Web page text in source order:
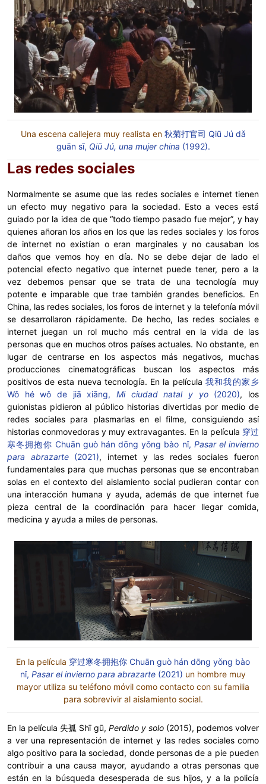
Una escena callejera muy realista en 秋菊打官司 Qiū Jú dǎ
guān sī, Qiū Jú, una mujer china (1992).
Las redes sociales
Normalmente se asume que las redes sociales e internet tienen
un efecto muy negativo para la sociedad. Esto a veces está
guiado por la idea de que “todo tiempo pasado fue mejor”, y hay
quienes añoran los años en los que las redes sociales y los foros
de internet no existían o eran marginales y no causaban los
daños que vemos hoy en día. No se debe dejar de lado el
potencial efecto negativo que internet puede tener, pero a la
vez debemos pensar que se trata de una tecnología muy
potente e imparable que trae también grandes beneficios. En
China, las redes sociales, los foros de internet y la telefonía móvil
se desarrollaron rápidamente. De hecho, las redes sociales e
internet juegan un rol mucho más central en la vida de las
personas que en muchos otros países actuales. No obstante, en
lugar de centrarse en los aspectos más negativos, muchas
producciones cinematográficas buscan los aspectos más
positivos de esta nueva tecnología. En la película 我和我的家乡
Wǒ hé wǒ de jiā xiāng, Mi ciudad natal y yo (2020), los
guionistas pidieron al público historias divertidas por medio de
redes sociales para plasmarlas en el filme, consiguiendo así
historias conmovedoras y muy extravagantes. En la película 穿过
寒冬拥抱你 Chuān guò hán dōng yǒng bào nǐ, Pasar el invierno
para abrazarte (2021), internet y las redes sociales fueron
fundamentales para que muchas personas que se encontraban
solas en el contexto del aislamiento social pudieran contar con
una interacción humana y ayuda, además de que internet fue
pieza central de la coordinación para hacer llegar comida,
medicina y ayuda a miles de personas.
En la película 穿过寒冬拥抱你 Chuān guò hán dōng yǒng bào
nǐ, Pasar el invierno para abrazarte (2021) un hombre muy
mayor utiliza su teléfono móvil como contacto con su familia
para sobrevivir al aislamiento social.
En la película 失孤 Shī gū, Perdido y solo (2015), podemos volver
a ver una representación de internet y las redes sociales como
algo positivo para la sociedad, donde personas de a pie pueden
contribuir a una causa mayor, ayudando a otras personas que
están en la búsqueda desesperada de sus hijos, y a la policía